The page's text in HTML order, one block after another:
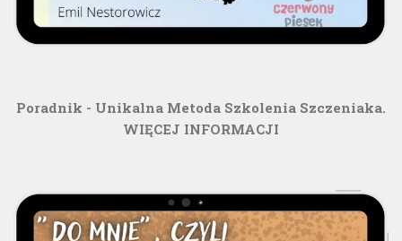
Poradnik - Unikalna Metoda Szkolenia Szczeniaka.
WIĘCEJ INFORMACJI